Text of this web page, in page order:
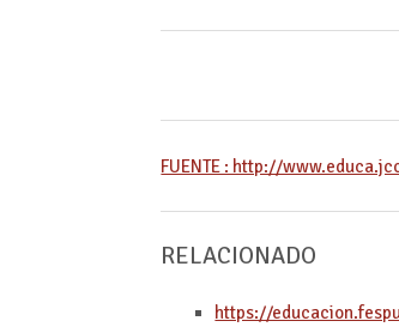
FUENTE : http://
RELACIONADO
https://